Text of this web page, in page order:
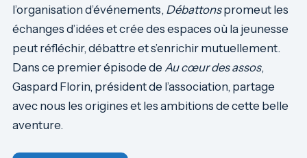
l’organisation d’événements, Débattonspromeut les
échanges d’idées et crée des espaces où la jeunesse
peut réfléchir, débattre et s’enrichir mutuellement.
Dans ce premier épisode de Au cœur des assos,
Gaspard Florin, président de l’association, partage
avec nous les origines et les ambitions de cette belle
aventure.